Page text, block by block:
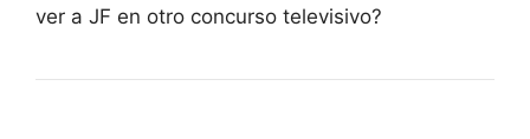
ver a JF en otro concurso televisivo?